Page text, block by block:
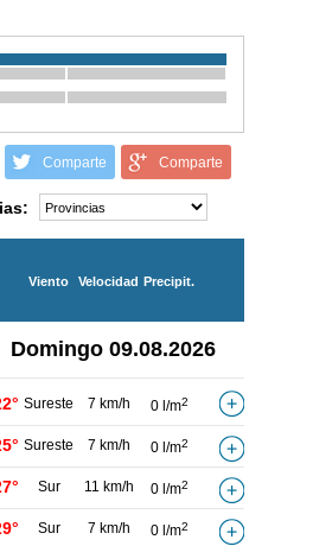
Comparte Comparte
Viento Velocidad Precipit.
Domingo 09.08.2026
Sureste 7 km/h 0 l/m2
Sureste 7 km/h 0 l/m2
Sur 11 km/h 0 l/m2
Sur 7 km/h 0 l/m2